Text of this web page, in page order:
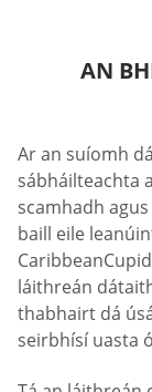
AN
Ar an suíomh
sábháilteachta
scamhadh
baill eile
láithreán
thabhairt dá
seirbhísí uasta